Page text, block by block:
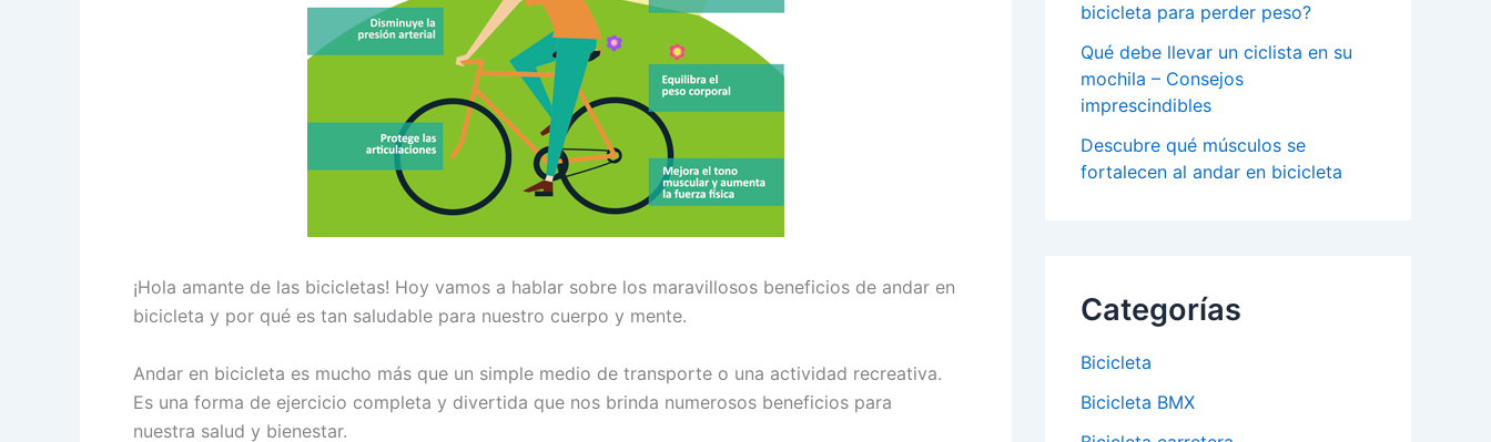
¡Hola amante de las bicicletas! Hoy vamos a hablar sobre los maravillosos beneficios de andar en
bicicleta y por qué es tan saludable para nuestro cuerpo y mente.
Andar en bicicleta es mucho más que un simple medio de transporte o una actividad recreativa.
Es una forma de ejercicio completa y divertida que nos brinda numerosos beneficios para
nuestra salud y bienestar.
bicicleta para perder peso?
Qué debe llevar un ciclista en su
mochila – Consejos
imprescindibles
Descubre qué músculos se
fortalecen al andar en bicicleta
Categorías
Bicicleta
Bicicleta BMX